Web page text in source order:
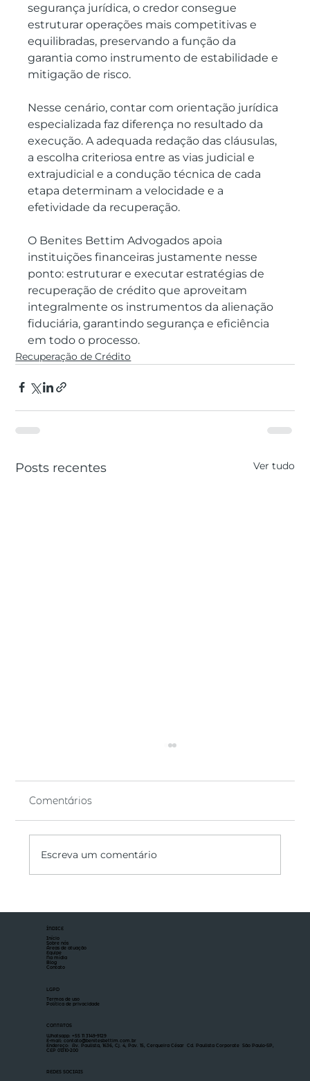
segurança jurídica, o credor consegue
estruturar operações mais competitivas e
equilibradas, preservando a função da
garantia como instrumento de estabilidade e
mitigação de risco.
Nesse cenário, contar com orientação jurídica
especializada faz diferença no resultado da
execução. A adequada redação das cláusulas,
a escolha criteriosa entre as vias judicial e
extrajudicial e a condução técnica de cada
etapa determinam a velocidade e a
efetividade da recuperação.
O Benites Bettim Advogados apoia
instituições financeiras justamente nesse
ponto: estruturar e executar estratégias de
recuperação de crédito que aproveitam
integralmente os instrumentos da alienação
fiduciária, garantindo segurança e eficiência
em todo o processo.
Recuperação de Crédito
Posts recentes Ver tudo
lei e não podem ser penhorados.
Comentários
Escreva um comentário
ÍNDICE
Início
Sobre nós
Áreas de atuação
Equipe
Na mídia
Blog
Contato
LGPD
Termos de uso
Política de privacidade
CONTATOS
Whatsapp: +55 11 3149-9129
E-mail: contato@benitesbettim.com.br
Endereço: Av. Paulista, 1636, Cj. 4, Pav. 15, Cerqueira César Cd. Paulista Corporate São Paulo-SP,
CEP 01310-200
REDES SOCIAIS